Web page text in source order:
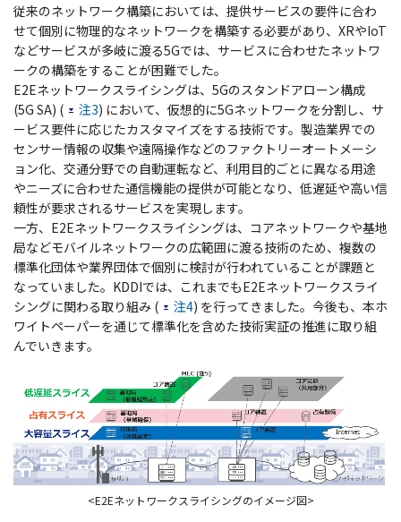
従来のネットワーク構築においては、提供サービスの要件に合わ
せて個別に物理的なネットワークを構築する必要があり、XRやIoT
などサービスが多岐に渡る5Gでは、サービスに合わせたネットワ
ークの構築をすることが困難でした。
E2Eネットワークスライシングは、5Gのスタンドアローン構成
(5G SA) (
注3) において、仮想的に5Gネットワークを分割し、サ
ービス要件に応じたカスタマイズをする技術です。製造業界での
センサー情報の収集や遠隔操作などのファクトリーオートメーシ
ョン化、交通分野での自動運転など、利用目的ごとに異なる用途
やニーズに合わせた通信機能の提供が可能となり、低遅延や高い信
頼性が要求されるサービスを実現します。
一方、E2Eネットワークスライシングは、コアネットワークや基地
局などモバイルネットワークの広範囲に渡る技術のため、複数の
標準化団体や業界団体で個別に検討が行われていることが課題と
なっていました。KDDIでは、これまでもE2Eネットワークスライ
シングに関わる取り組み (
注4) を行ってきました。今後も、本ホ
ワイトペーパーを通じて標準化を含めた技術実証の推進に取り組
んでいきます。
<E2Eネットワークスライシングのイメージ図>